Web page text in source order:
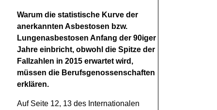
Warum die statistische Kurve der
anerkannten Asbestosen bzw.
Lungenasbestosen Anfang der 90iger
Jahre einbricht, obwohl die Spitze der
Fallzahlen in 2015 erwartet wird,
müssen die Berufsgenossenschaften
erklären.
Auf Seite 12, 13 des Internationalen